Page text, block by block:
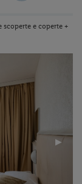
scoperte e coperte +
Next
▶︎